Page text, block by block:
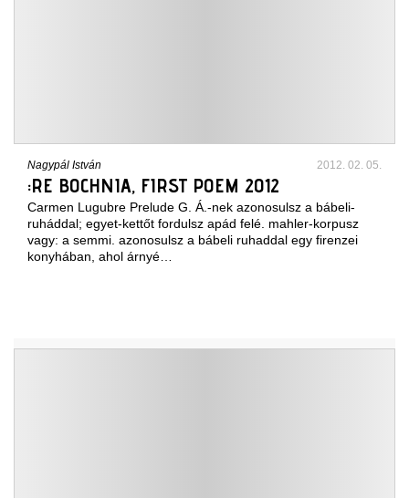
Nagypál István 2012. 02. 05.
:RE BOCHNIA, FIRST POEM 2012
Carmen Lugubre Prelude G. Á.-nek azonosulsz a bábeli-
ruháddal; egyet-kettőt fordulsz apád felé. mahler-korpusz
vagy: a semmi. azonosulsz a bábeli ruhaddal egy firenzei
konyhában, ahol árnyé…